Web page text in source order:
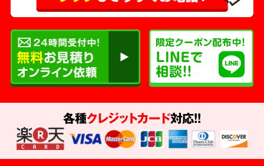
各種クレジットカード対応!!